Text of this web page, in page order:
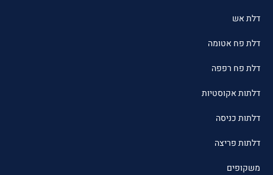
דלת אש
דלת פח אטומה
דלת פח רפפה
דלתות אקוסטיות
דלתות כניסה
דלתות פריצה
משקופים